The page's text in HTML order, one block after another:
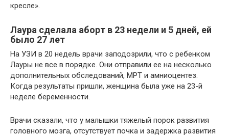
кресле».
Лаура сделала аборт в 23 недели и 5 дней, ей
было 27 лет
На УЗИ в 20 недель врачи заподозрили, что с ребенком
Лауры не все в порядке. Они отправили ее на несколько
дополнительных обследований, МРТ и амниоцентез.
Когда результаты пришли, женщина была уже на 23-й
неделе беременности.
Врачи сказали, что у малышки тяжелый порок развития
головного мозга, отсутствует почка и задержка развития